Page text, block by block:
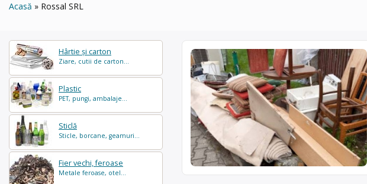
Acasă Rossal SRL
Hârtie și carton
Ziare, cutii de carton...
Plastic
PET, pungi, ambalaje...
Sticlă
Sticle, borcane, geamuri...
Fier vechi, feroase
Metale feroase, otel...